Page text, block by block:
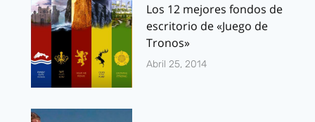
Los 12 mejores fondos de
escritorio de «Juego de
Tronos»
Abril 25, 2014